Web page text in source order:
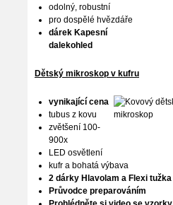
odolný, robustní
pro dospělé hvězdáře
dárek Kapesní
dalekohled
Dětský mikroskop v kufru
vynikající cena
tubus z kovu
zvětšení 100-
900x
LED osvětlení
kufr a bohatá výbava
2 dárky Hlavolam a Flexi tužka
Průvodce preparováním